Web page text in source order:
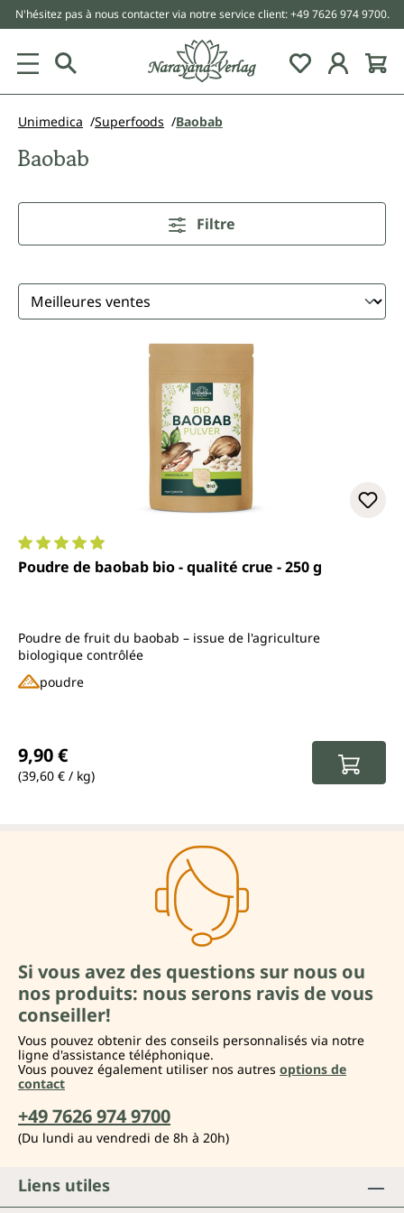
principal
N'hésitez pas à nous contacter via notre service client: +49 7626 974 9700.
Unimedica Superfoods Baobab
Baobab
Filtre
Note moyenne de 4.9 sur 5 étoiles
Poudre de baobab bio - qualité crue - 250 g
Poudre de fruit du baobab – issue de l'agriculture
biologique contrôlée
poudre
9,90 €
(39,60 € / kg)
Si vous avez des questions sur nous ou
nos produits: nous serons ravis de vous
conseiller!
Vous pouvez obtenir des conseils personnalisés via notre
ligne d'assistance téléphonique.
Vous pouvez également utiliser nos autres options de
contact
+49 7626 974 9700
(Du lundi au vendredi de 8h à 20h)
Liens utiles